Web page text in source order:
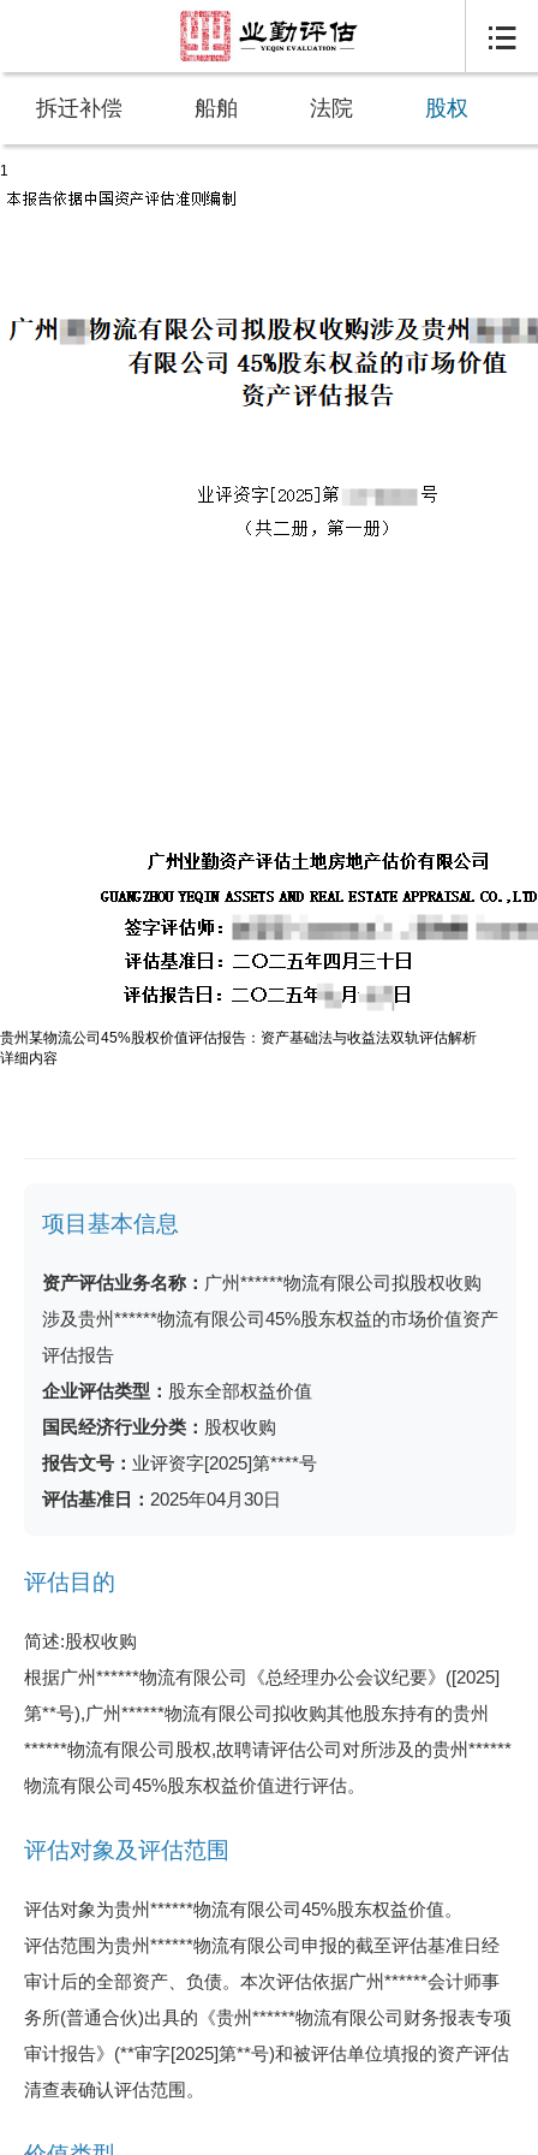

拆迁补偿 船舶 法院 股权
1
贵州某物流公司45%股权价值评估报告：资产基础法与收益法双轨评估解析
详细内容
项目基本信息
资产评估业务名称： 广州******物流有限公司拟股权收购
涉及贵州******物流有限公司45%股东权益的市场价值资产
评估报告
企业评估类型： 股东全部权益价值
国民经济行业分类： 股权收购
报告文号： 业评资字[2025]第****号
评估基准日： 2025年04月30日
评估目的
简述:股权收购
根据广州******物流有限公司《总经理办公会议纪要》([2025]
第**号),广州******物流有限公司拟收购其他股东持有的贵州
******物流有限公司股权,故聘请评估公司对所涉及的贵州******
物流有限公司45%股东权益价值进行评估。
评估对象及评估范围
评估对象为贵州******物流有限公司45%股东权益价值。
评估范围为贵州******物流有限公司申报的截至评估基准日经
审计后的全部资产、负债。本次评估依据广州******会计师事
务所(普通合伙)出具的《贵州******物流有限公司财务报表专项
审计报告》(**审字[2025]第**号)和被评估单位填报的资产评估
清查表确认评估范围。